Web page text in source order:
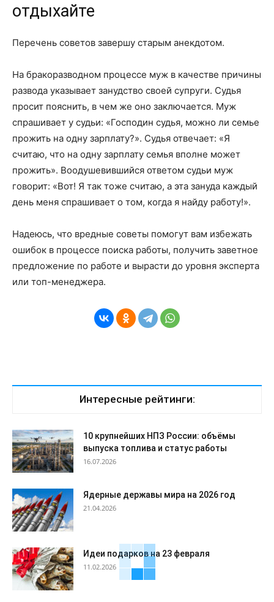
отдыхайте
Перечень советов завершу старым анекдотом.
На бракоразводном процессе муж в качестве причины
развода указывает занудство своей супруги. Судья
просит пояснить, в чем же оно заключается. Муж
спрашивает у судьи: «Господин судья, можно ли семье
прожить на одну зарплату?». Судья отвечает: «Я
считаю, что на одну зарплату семья вполне может
прожить». Воодушевившийся ответом судьи муж
говорит: «Вот! Я так тоже считаю, а эта зануда каждый
день меня спрашивает о том, когда я найду работу!».
Надеюсь, что вредные советы помогут вам избежать
ошибок в процессе поиска работы, получить заветное
предложение по работе и вырасти до уровня эксперта
или топ-менеджера.
Интересные рейтинги:
10 крупнейших НПЗ России: объёмы
выпуска топлива и статус работы
16.07.2026
Ядерные державы мира на 2026 год
21.04.2026
Идеи подарков на 23 февраля
11.02.2026